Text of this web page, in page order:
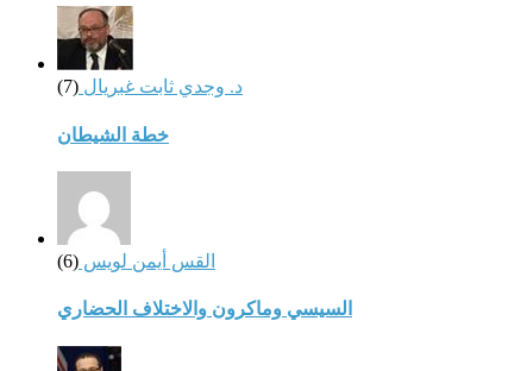
د. وجدي ثابت غبريال (7)
خطة الشيطان
القس أيمن لويس (6)
السيسي وماكرون والاختلاف الحضاري